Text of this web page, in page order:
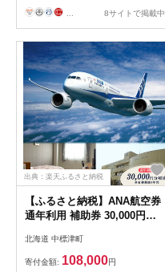
8サイトで掲載中
出典：楽天ふるさと納税
【ふるさと納税】ANA航空券
通年利用 補助券 30,000円分
ANA 宿泊付き 1泊 北海道 旅
行 チケット 北海道旅行トラ
北海道 中標津町
寄付金額: 108,000円